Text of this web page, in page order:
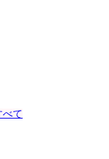
べて